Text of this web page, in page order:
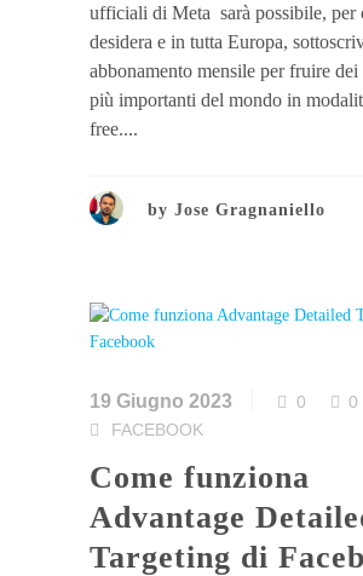
ufficiali di Meta sarà possibile, per
desidera e in tutta Europa,
abbonamento mensile per fruire dei
più importanti del mondo in
free....
by Jose Gragnaniello
19 Giugno 2023 0
0
FACEBOOK
Come funziona
Advantage
Targeting di